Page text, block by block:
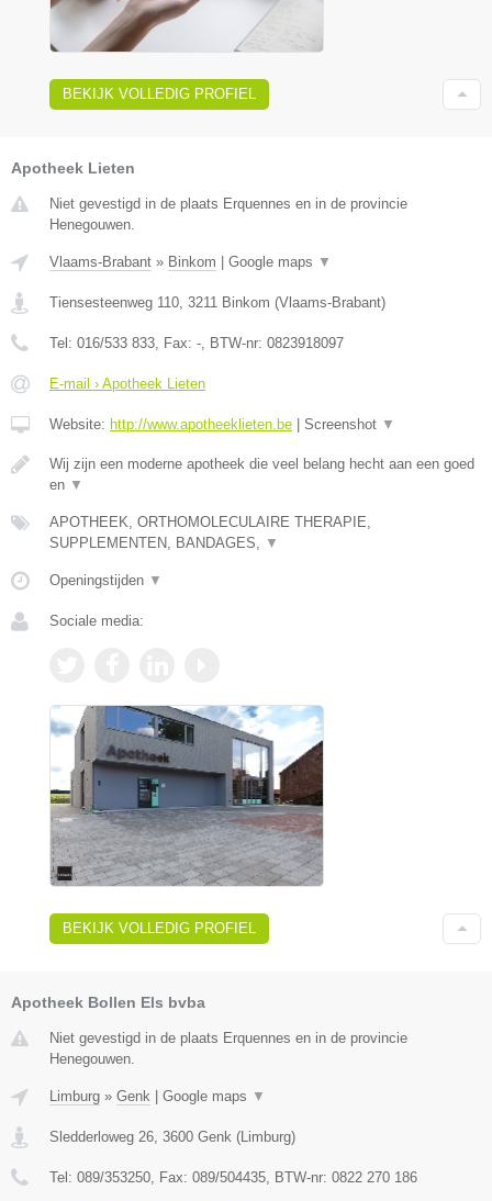
BEKIJK VOLLEDIG PROFIEL
Apotheek Lieten
Niet gevestigd in de plaats Erquennes en in de provincie
Henegouwen.
Vlaams-Brabant » Binkom | Google maps ▼
Tiensesteenweg 110 3211 Binkom (Vlaams-Brabant)
Tel: 016/533 833 , Fax: - , BTW-nr: 0823918097
E-mail › Apotheek Lieten
Website: http://www.apotheeklieten.be | Screenshot ▼
Wij zijn een moderne apotheek die veel belang hecht aan een goed
en ▼
APOTHEEK, ORTHOMOLECULAIRE THERAPIE,
SUPPLEMENTEN, BANDAGES,
▼
Openingstijden ▼
Sociale media:
BEKIJK VOLLEDIG PROFIEL
Apotheek Bollen Els bvba
Niet gevestigd in de plaats Erquennes en in de provincie
Henegouwen.
Limburg » Genk Google maps ▼
Sledderloweg 26, 3600 Genk (Limburg)
Tel: 089/353250, Fax: 089/504435, BTW-nr: 0822 270 186